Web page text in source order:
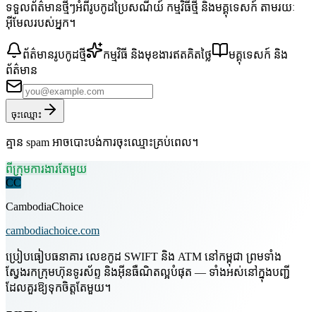
ទទួលព័ត៌មានថ្មីៗអំពីរូបកូដប្រៃសណីយ៍ កម្មវិធីថ្មី និងមគ្គុទេសក៍ តាមរយៈ
អ៊ីមែលរបស់អ្នក។
ព័ត៌មានរូបកូដថ្មី កម្មវិធី និងមុខងារឥតគិតថ្លៃ
មគ្គុទេសក៍ និង
ព័ត៌មាន
ចុះឈ្មោះ
គ្មាន spam អាចបោះបង់ការចុះឈ្មោះគ្រប់ពេល។
ពីក្រុមការងារតែមួយ
CC
CambodiaChoice
cambodiachoice.com
ប្រៀបធៀបធនាគារ លេខកូដ SWIFT និង ATM នៅកម្ពុជា ព្រមទាំង
ស្វែងរកក្រុមហ៊ុនទូរស័ព្ទ និងអ៊ីនធឺណិតល្អបំផុត — ទាំងអស់នៅក្នុងបញ្ជី
ដែលគួរឱ្យទុកចិត្តតែមួយ។